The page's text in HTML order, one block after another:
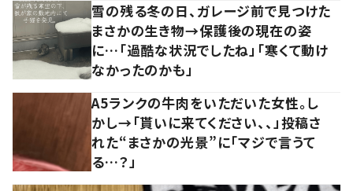
雪の残る冬の日、ガレージ前で見つけた
まさかの生き物→保護後の現在の姿
に…「過酷な状況でしたね」「寒くて動け
なかったのかも」
A5ランクの牛肉をいただいた女性。し
かし→「貰いに来てください、、」投稿さ
れた“まさかの光景”に「マジで言うて
る…？」